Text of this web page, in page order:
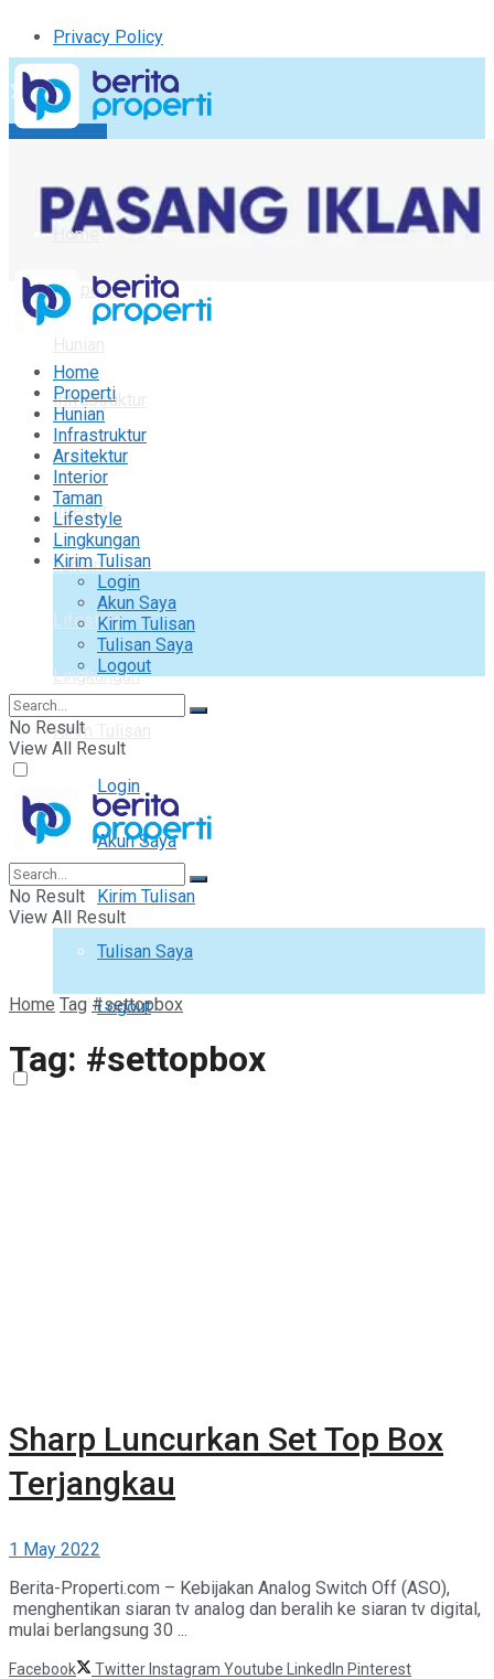
Privacy Policy
Kirim Tulisan
Logout
Home
Properti
Infrastruktur
Arsitektur
Interior
Taman
Lifestyle
Lingkungan
Kirim Tulisan
Login
Akun Saya
Kirim Tulisan
Tulisan Saya
Logout
Home
Properti
Hunian
Infrastruktur
Arsitektur
Interior
Taman
Lifestyle
Lingkungan
Kirim Tulisan
Login
Akun Saya
Kirim Tulisan
Tulisan Saya
Logout
No Result
View All Result
No Result
View All Result
Home Tag #settopbox
Tag: #settopbox
Sharp Luncurkan Set Top Box
Terjangkau
1 May 2022
Berita-Properti.com – Kebijakan Analog Switch Off (ASO),
menghentikan siaran tv analog dan beralih ke siaran tv digital,
mulai berlangsung 30 ...
Facebook Twitter Instagram Youtube LinkedIn Pinterest